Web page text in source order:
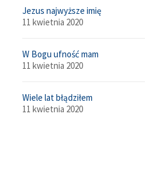
Jezus najwyższe imię
11 kwietnia 2020
W Bogu ufność mam
11 kwietnia 2020
Wiele lat błądziłem
11 kwietnia 2020